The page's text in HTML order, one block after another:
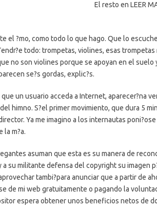
El resto en LEER
el ?mo, como todo lo que hago. Que lo
todo: trompetas, violines, esas trompetas
no son violines porque se apoyan en el
se?s gordas, explic?s.
un usuario acceda a Internet, aparecer?na
himno. S?el primer movimiento, que dura 5
Ya me imagino a los internautas
m?a.
asuman que esta es su manera de
a su militante defensa del copyright su imagen
tambi?para anunciar que a partir de
de mi web gratuitamente o pagando la
espera obtener unos beneficios netos de